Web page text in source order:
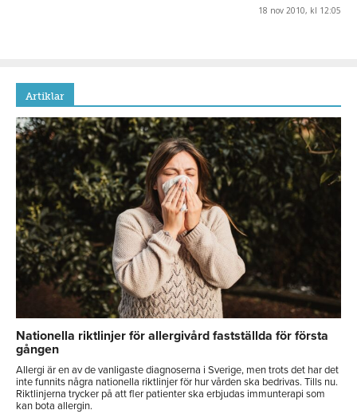
18 nov 2010, kl 12:05
Artiklar
Nationella riktlinjer för allergivård fastställda för första
gången
Allergi är en av de vanligaste diagnoserna i Sverige, men trots det har det
inte funnits några nationella riktlinjer för hur vården ska bedrivas. Tills nu.
Riktlinjerna trycker på att fler patienter ska erbjudas immunterapi som
kan bota allergin.